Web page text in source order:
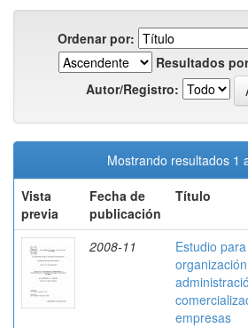
Ordenar por:
Resultados
Autor/Registro:
Mostrando resultados 1
Vista
previa
Fecha de
publicación
Título
2008-11
Estudio
empresas